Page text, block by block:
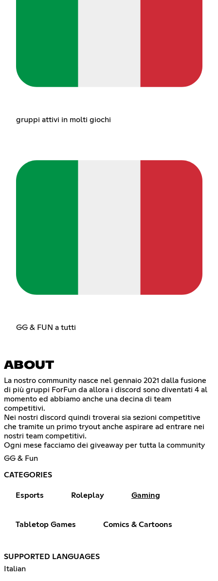
gruppi attivi in molti giochi
GG & FUN a tutti
ABOUT
La nostro community nasce nel gennaio 2021 dalla fusione
di più gruppi ForFun da allora i discord sono diventati 4 al
momento ed abbiamo anche una decina di team
competitivi.
Nei nostri discord quindi troverai sia sezioni competitive
che tramite un primo tryout anche aspirare ad entrare nei
nostri team competitivi.
Ogni mese facciamo dei giveaway per tutta la community
GG & Fun
CATEGORIES
Esports Roleplay Gaming
Tabletop Games Comics & Cartoons
SUPPORTED LANGUAGES
Italian